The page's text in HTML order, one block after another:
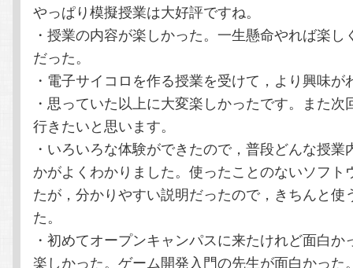
動
やっぱり模擬授業は大好評ですね。
・授業の内容が楽しかった。一生懸命やれば楽し
だった。
・電子サイコロを作る授業を受けて，より興味が
・思っていた以上に大変楽しかったです。また次
行きたいと思います。
・いろいろな体験ができたので，普段どんな授業
かがよくわかりました。使ったことのないソフト
たが，分かりやすい説明だったので，きちんと使
た。
・初めてオープンキャンパスに来たけれど面白か
楽しかった。ゲーム開発入門の先生が面白かった